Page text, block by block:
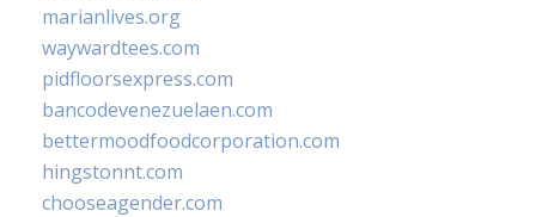
marianlives.org
waywardtees.com
pidfloorsexpress.com
bancodevenezuelaen.com
bettermoodfoodcorporation.com
hingstonnt.com
chooseagender.com